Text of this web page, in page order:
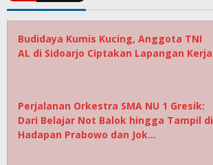
Budidaya Kumis Kucing, Anggota TNI
AL di Sidoarjo Ciptakan Lapangan Kerja
Perjalanan Orkestra SMA NU 1 Gresik:
Dari Belajar Not Balok hingga Tampil di
Hadapan Prabowo dan Jok…